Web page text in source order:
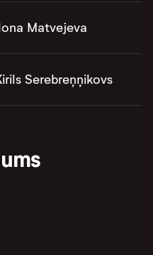
Matvejeva
Serebreņņikovs